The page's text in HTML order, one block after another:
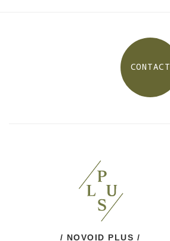
CONTACT
/ NOVOID PLUS /